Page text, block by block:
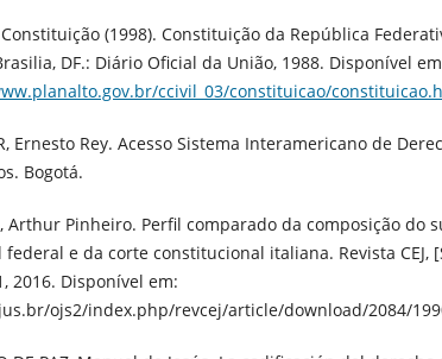
Constituição (1998). Constituição da República
DF.: Diário Oficial da União, 1988. Disponível
ccivil_03/constituicao/
Ernesto Rey. Acesso Sistema Interamericano de
Bogotá.
Arthur Pinheiro. Perfil comparado da composição do
e da corte constitucional italiana. Revista CEJ,
2016. Disponível em:
ojs2/index.php/revcej/article/download/2084/